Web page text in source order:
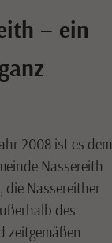
– ein
2008 ist es dem
Nassereith
Nassereither
des
zeitgemäßen